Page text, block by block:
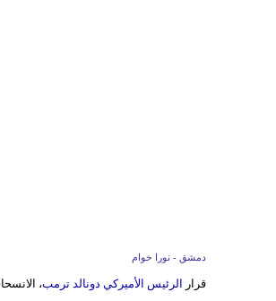
دمشق - نورا خوام
قرار الرئيس الأميركي دونالد ترمب،